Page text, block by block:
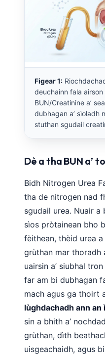
Figear 1:
deuchainn fala
BUN/Creatinine a’
dubhagan a’ sìoladh
stuthan sgudail
Dè a tha BUN a’
Bidh Nitrogen Urea
tha de nitrogen nad
sgudail urea. Nuair a
sìos pròtainean bho
fèithean, thèid urea
grùthan mar thoradh
uairsin a’ siubhal
far am bi dubhagan
mach agus ga thoirt
lùghdachadh ann an
sin a bhith a’
grùthan, dìth
uisgeachaidh, agus